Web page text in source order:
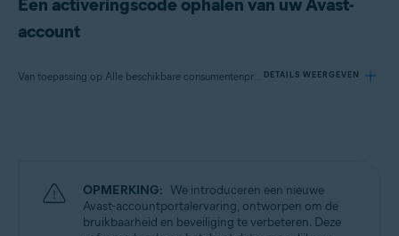
Een activeringscode ophalen van uw Avast-
account
Van toepassing op Alle beschikbare consumentenproducten van Avast DETAILS WEERGEVEN
Besturingssystemen:
Alle ondersteunde besturingssystemen
OPMERKING: We introduceren een nieuwe
Avast-accountportalervaring, ontworpen om de
bruikbaarheid en beveiliging te verbeteren. Deze